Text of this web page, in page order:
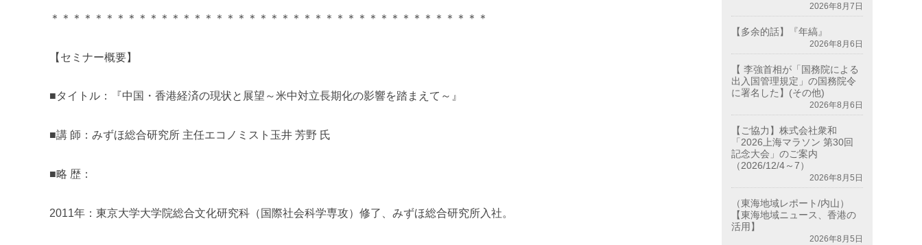
＊＊＊＊＊＊＊＊＊＊＊＊＊＊＊＊＊＊＊＊＊＊＊＊＊＊＊＊＊＊＊＊＊＊＊＊＊＊＊＊
【セミナー概要】
■タイトル：『中国・香港経済の現状と展望～米中対立長期化の影響を踏まえて～』
■講 師：みずほ総合研究所 主任エコノミスト玉井 芳野 氏
■略 歴：
2011年：東京大学大学院総合文化研究科（国際社会科学専攻）修了、みずほ総合研究所入社。
2026年8月7日
【多余的話】『年縞』
2026年8月6日
【 李強首相が「国務院による
出入国管理規定」の国務院令
に署名した】(その他)
2026年8月6日
【ご協力】株式会社衆和
「2026上海マラソン 第30回
記念大会」のご案内
（2026/12/4～7）
2026年8月5日
（東海地域レポート/内山）
【東海地域ニュース、香港の
活用】
2026年8月5日